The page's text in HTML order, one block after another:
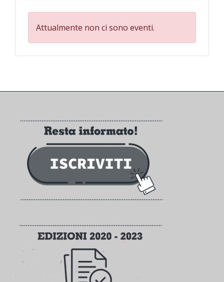
Attualmente non ci sono eventi.